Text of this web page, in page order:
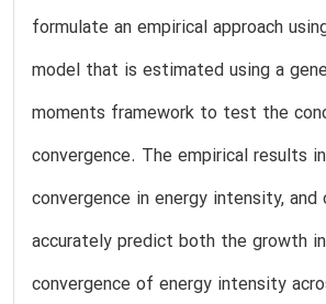
formulate an empirical approach
model that is estimated using a
moments framework to test the
convergence. The empirical results
convergence in energy intensity,
accurately predict both the growth
convergence of energy intensity